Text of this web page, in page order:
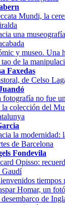
Mundi, la
una
y museo. Una
de la
Faxedas
de Celso
fotografía no fue
la colección del
la modernidad:
de Barcelona
Fondevila
Opisso:
Gaudí
tiempos
Homar, un
de